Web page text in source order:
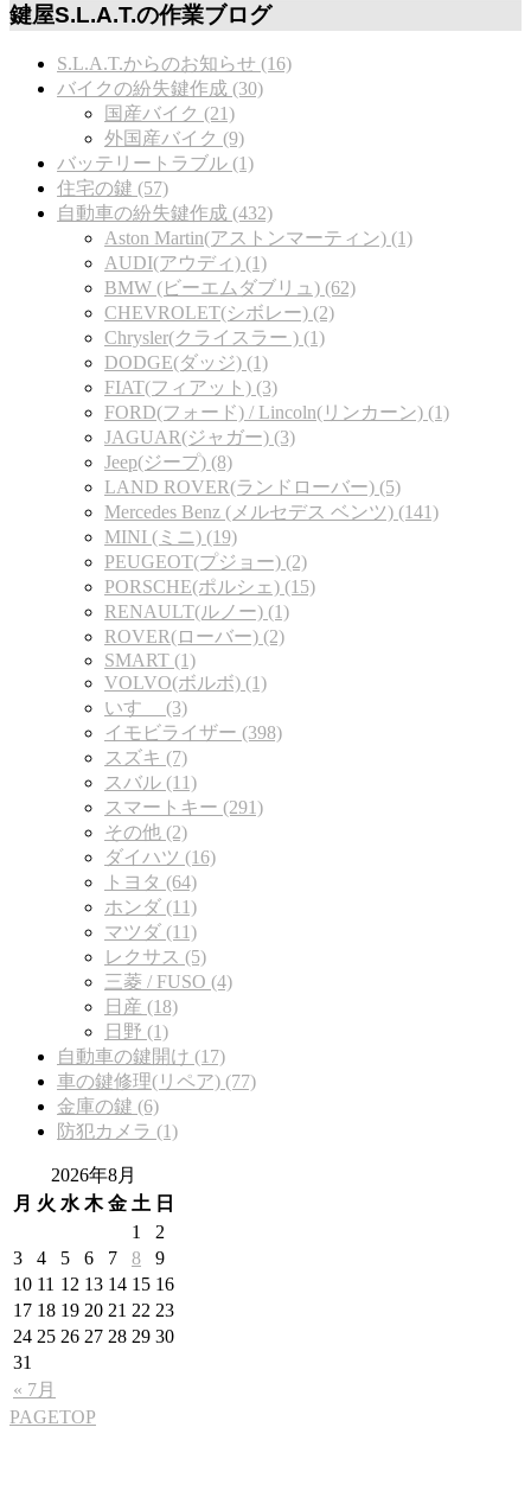
鍵屋S.L.A.T.の作業ブログ
S.L.A.T.からのお知らせ (16)
バイクの紛失鍵作成 (30)
国産バイク (21)
外国産バイク (9)
バッテリートラブル (1)
住宅の鍵 (57)
自動車の紛失鍵作成 (432)
Aston Martin(アストンマーティン) (1)
AUDI(アウディ) (1)
BMW (ビーエムダブリュ) (62)
CHEVROLET(シボレー) (2)
Chrysler(クライスラー ) (1)
DODGE(ダッジ) (1)
FIAT(フィアット) (3)
FORD(フォード) / Lincoln(リンカーン) (1)
JAGUAR(ジャガー) (3)
Jeep(ジープ) (8)
LAND ROVER(ランドローバー) (5)
Mercedes Benz (メルセデス ベンツ) (141)
MINI (ミニ) (19)
PEUGEOT(プジョー) (2)
PORSCHE(ポルシェ) (15)
RENAULT(ルノー) (1)
ROVER(ローバー) (2)
SMART (1)
VOLVO(ボルボ) (1)
いすゞ (3)
イモビライザー (398)
スズキ (7)
スバル (11)
スマートキー (291)
その他 (2)
ダイハツ (16)
トヨタ (64)
ホンダ (11)
マツダ (11)
レクサス (5)
三菱 / FUSO (4)
日産 (18)
日野 (1)
自動車の鍵開け (17)
車の鍵修理(リペア) (77)
金庫の鍵 (6)
防犯カメラ (1)
2026年8月
月 火 水 木 金 土 日
« 7月
1
2
3
4 5 6 7 8
9
10 11 12 13 14 15 16
17 18 19 20 21 22 23
24 25 26 27 28 29 30
31
PAGETOP